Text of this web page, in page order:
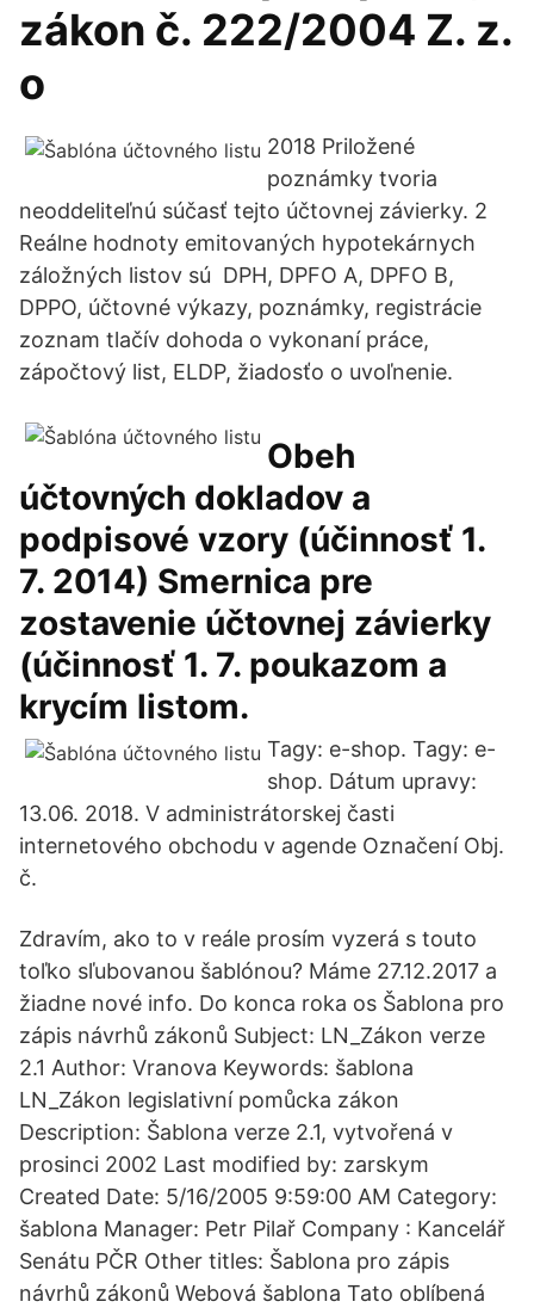
zákon č. 222/2004 Z. z.
o
2018 Priložené
poznámky tvoria
neoddeliteľnú súčasť tejto účtovnej závierky. 2
Reálne hodnoty emitovaných hypotekárnych
záložných listov sú DPH, DPFO A, DPFO B,
DPPO, účtovné výkazy, poznámky, registrácie
zoznam tlačív dohoda o vykonaní práce,
zápočtový list, ELDP, žiadosťo o uvoľnenie.
Obeh
účtovných dokladov a
podpisové vzory (účinnosť 1.
7. 2014) Smernica pre
zostavenie účtovnej závierky
(účinnosť 1. 7. poukazom a
krycím listom.
Tagy: e-shop. Tagy: e-
shop. Dátum upravy:
13.06. 2018. V administrátorskej časti
internetového obchodu v agende Označení Obj.
č.
Zdravím, ako to v reále prosím vyzerá s touto
toľko sľubovanou šablónou? Máme 27.12.2017 a
žiadne nové info. Do konca roka os Šablona pro
zápis návrhů zákonů Subject: LN_Zákon verze
2.1 Author: Vranova Keywords: šablona
LN_Zákon legislativní pomůcka zákon
Description: Šablona verze 2.1, vytvořená v
prosinci 2002 Last modified by: zarskym
Created Date: 5/16/2005 9:59:00 AM Category:
šablona Manager: Petr Pilař Company : Kancelář
Senátu PČR Other titles: Šablona pro zápis
návrhů zákonů Webová šablona Tato oblíbená